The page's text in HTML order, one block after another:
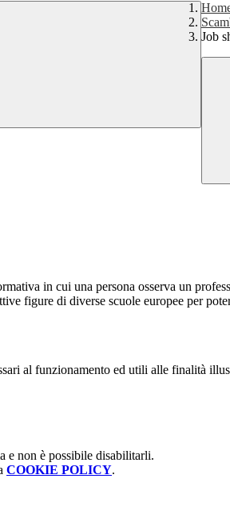
Job
in cui una persona osserva un
figure di diverse scuole europee per
al funzionamento ed utili alle finalità
e non è possibile disabilitarli.
COOKIE POLICY.